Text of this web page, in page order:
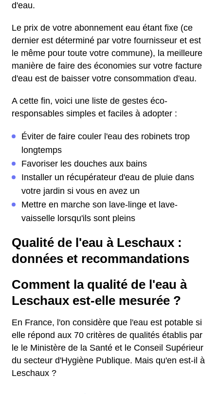
d'eau.
Le prix de votre abonnement eau étant fixe (ce
dernier est déterminé par votre fournisseur et est
le même pour toute votre commune), la meilleure
manière de faire des économies sur votre facture
d'eau est de baisser votre consommation d'eau.
A cette fin, voici une liste de gestes éco-
responsables simples et faciles à adopter :
Éviter de faire couler l'eau des robinets trop
longtemps
Favoriser les douches aux bains
Installer un récupérateur d'eau de pluie dans
votre jardin si vous en avez un
Mettre en marche son lave-linge et lave-
vaisselle lorsqu'ils sont pleins
Qualité de l'eau à Leschaux :
données et recommandations
Comment la qualité de l'eau à
Leschaux est-elle mesurée ?
En France, l'on considère que l'eau est potable si
elle répond aux 70 critères de qualités établis par
le le Ministère de la Santé et le Conseil Supérieur
du secteur d'Hygiène Publique. Mais qu'en est-il à
Leschaux ?